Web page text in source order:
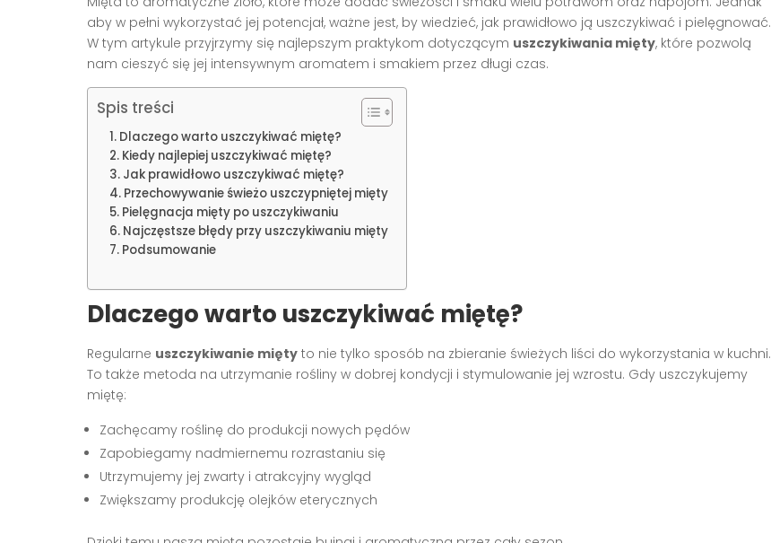
aby w pełni wykorzystać jej potencjał, ważne jest, by wiedzieć, jak prawidłowo ją uszczykiwać i pielęgnować.
W tym artykule przyjrzymy się najlepszym praktykom dotyczącym uszczykiwania mięty, które pozwolą
nam cieszyć się jej intensywnym aromatem i smakiem przez długi czas.
Spis treści
Dlaczego warto uszczykiwać miętę?
Kiedy najlepiej uszczykiwać miętę?
Jak prawidłowo uszczykiwać miętę?
Przechowywanie świeżo uszczypniętej mięty
Pielęgnacja mięty po uszczykiwaniu
Najczęstsze błędy przy uszczykiwaniu mięty
Podsumowanie
Dlaczego warto uszczykiwać miętę?
Regularne uszczykiwanie mięty to nie tylko sposób na zbieranie świeżych liści do wykorzystania w kuchni.
To także metoda na utrzymanie rośliny w dobrej kondycji i stymulowanie jej wzrostu. Gdy uszczykujemy
miętę:
Zachęcamy roślinę do produkcji nowych pędów
Zapobiegamy nadmiernemu rozrastaniu się
Utrzymujemy jej zwarty i atrakcyjny wygląd
Zwiększamy produkcję olejków eterycznych